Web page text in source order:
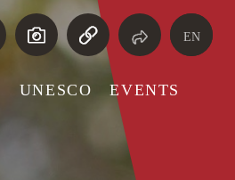
UNESCO EVENTS
EN